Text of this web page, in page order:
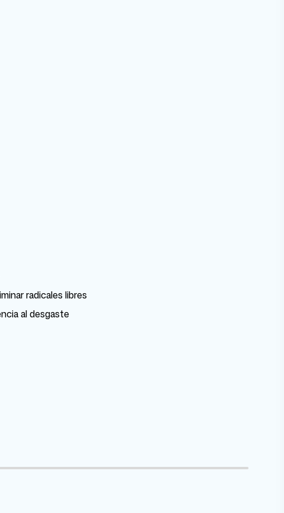
radicales libres
al desgaste